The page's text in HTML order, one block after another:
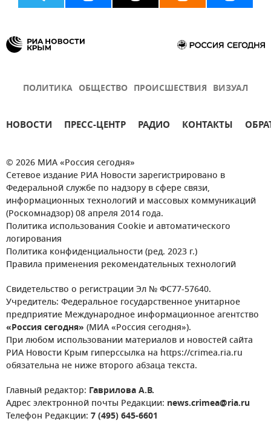
ПОЛИТИКА ОБЩЕСТВО ПРОИСШЕСТВИЯ ВИЗУАЛ
НОВОСТИ ПРЕСС-ЦЕНТР РАДИО КОНТАКТЫ
© 2026 МИА «Россия сегодня»
Сетевое издание РИА Новости зарегистрировано в
Федеральной службе по надзору в сфере связи,
информационных технологий и массовых коммуникаций
(Роскомнадзор) 08 апреля 2014 года.
Политика использования Cookie и автоматического
логирования
Политика конфиденциальности (ред. 2023 г.)
Правила применения рекомендательных технологий
Свидетельство о регистрации Эл № ФС77-57640.
Учредитель: Федеральное государственное унитарное
предприятие Международное информационное агентство
«Россия сегодня» (МИА «Россия сегодня»).
При любом использовании материалов и новостей сайта
РИА Новости Крым гиперссылка на https://crimea.ria.ru
обязательна не ниже второго абзаца текста.
Главный редактор: Гаврилова А.В.
Адрес электронной почты Редакции: news.crimea@ria.ru
Телефон Редакции: 7 (495) 645-6601